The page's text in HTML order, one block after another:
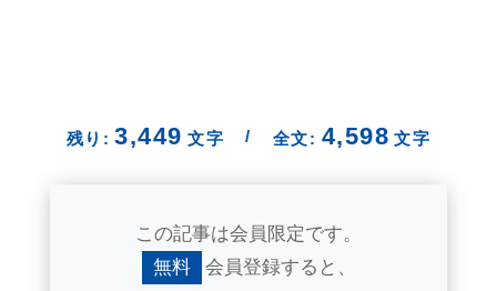
残り: 3,449 文字 / 全文: 4,598 文字
この記事は会員限定です。
無料
会員登録すると、